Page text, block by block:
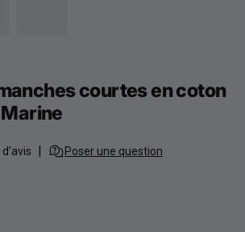
courtes en coton